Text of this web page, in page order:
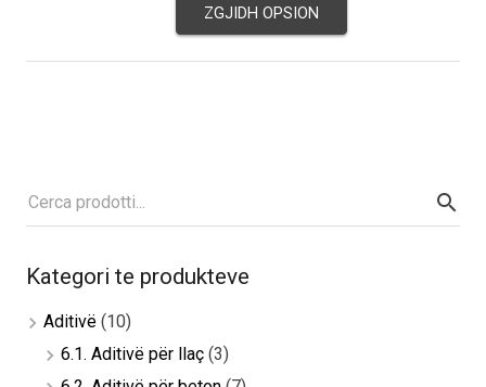
ZGJIDH OPSION
Kategori te produkteve
Aditivë (10)
6.1. Aditivë për llaç (3)